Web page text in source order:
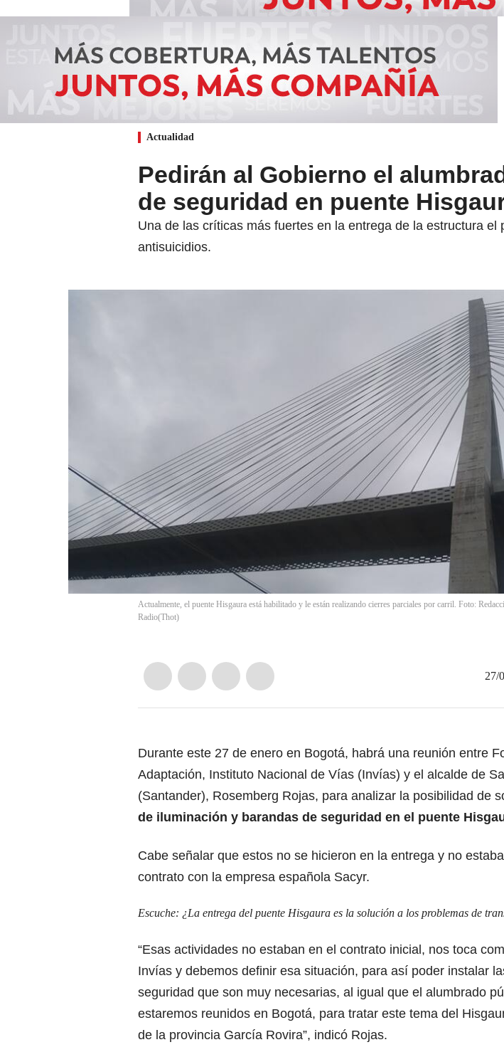
Actualidad
Pedirán al Gobierno el
de seguridad en puente
Una de las críticas más fuertes en la entrega de la estructura
antisuicidios.
Actualmente, el puente Hisgaura está habilitado y le están realizando cierres parciales por carril. Foto:
Radio(Thot)
27/
Durante este 27 de enero en Bogotá, habrá una reunión entre
Adaptación, Instituto Nacional de Vías (Invías) y el alcalde de
(Santander), Rosemberg Rojas, para analizar la posibilidad de
de iluminación y barandas de seguridad en el puente
Cabe señalar que estos no se hicieron en la entrega y no
contrato con la empresa española Sacyr.
Escuche: ¿La entrega del puente Hisgaura es la solución a los problemas de
“Esas actividades no estaban en el contrato inicial, nos toca
Invías y debemos definir esa situación, para así poder instalar
seguridad que son muy necesarias, al igual que el alumbrado
estaremos reunidos en Bogotá, para tratar este tema del
de la provincia García Rovira”, indicó Rojas.